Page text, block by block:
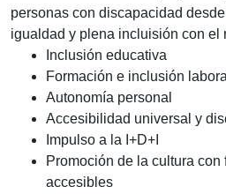
personas con discapacidad
igualdad y plena incluisión con el
Inclusión educativa
Formación e inclusión laboral
Autonomía personal
Accesibilidad universal y
Impulso a la I+D+I
Promoción de la cultura
accesibles